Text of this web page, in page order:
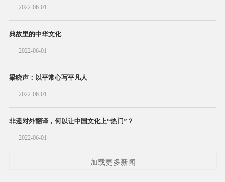
2022-06-01
典故里的中华文化
2022-06-01
梁晓声：以平常心写平凡人
2022-06-01
非遗对外翻译，何以让中国文化上“热门”？
2022-06-01
加载更多新闻